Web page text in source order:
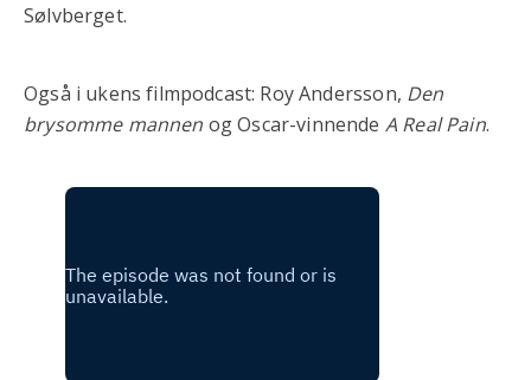
Sølvberget.
Også i ukens filmpodcast: Roy Andersson, Den
brysomme mannen og Oscar-vinnende A Real Pain.